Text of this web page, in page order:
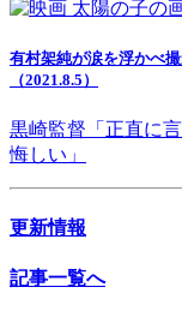
有村架純が涙を浮かべ
（2021.8.5）
黒崎監督「正直に
悔しい」
更新情報
記事一覧へ